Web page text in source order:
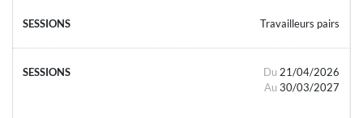
Travailleurs pairs
Du 21/04/2026
Au 30/03/2027